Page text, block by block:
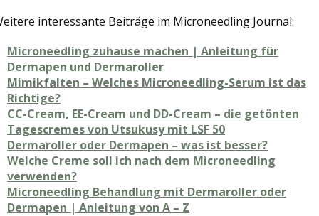
interessante Beiträge im Microneedling Journal:
Microneedling zuhause machen | Anleitung für
Dermapen und Dermaroller
Mimikfalten – Welches Microneedling-Serum ist das
Richtige?
CC-Cream, EE-Cream und DD-Cream – die getönten
Tagescremes von Utsukusy mit LSF 50
Dermaroller oder Dermapen – was ist besser?
Welche Creme soll ich nach dem Microneedling
verwenden?
Microneedling Behandlung mit Dermaroller oder
Dermapen | Anleitung von A – Z